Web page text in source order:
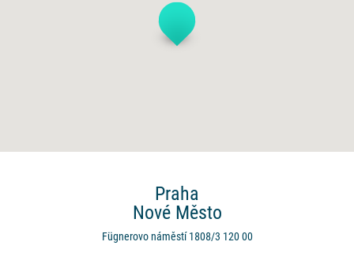
Praha
Nové Město
Fügnerovo náměstí 1808/3 120 00